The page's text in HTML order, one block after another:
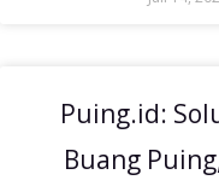
Puing.id:
Buang